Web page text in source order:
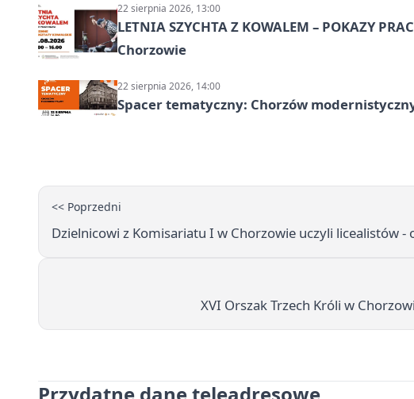
22 sierpnia 2026, 13:00
LETNIA SZYCHTA Z KOWALEM – POKAZY
Chorzowie
22 sierpnia 2026, 14:00
Spacer tematyczny: Chorzów
<< Poprzedni
Dzielnicowi z Komisariatu I w Chorzowie uczyli licealistów
XVI Orszak Trzech Króli w